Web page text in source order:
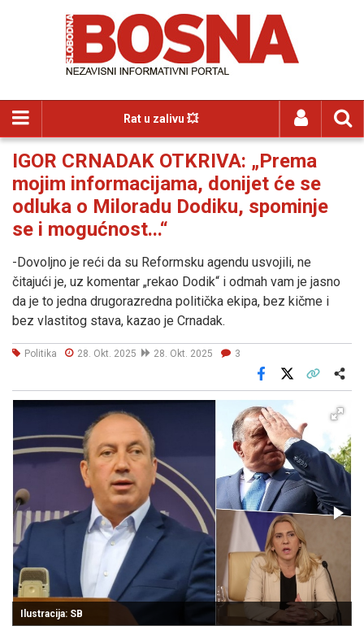
Rat u zalivu 💥
IGOR CRNADAK OTKRIVA: „Prema
mojim informacijama, donijet će se
odluka o Miloradu Dodiku, spominje
se i mogućnost...“
-Dovoljno je reći da su Reformsku agendu usvojili, ne
čitajući je, uz komentar „rekao Dodik“ i odmah vam je jasno
da je to jedna drugorazredna politička ekipa, bez kičme i
bez vlastitog stava, kazao je Crnadak.
Politika 28. Okt. 2025 28. Okt. 2025 3
Facebook
Ilustracija: SB